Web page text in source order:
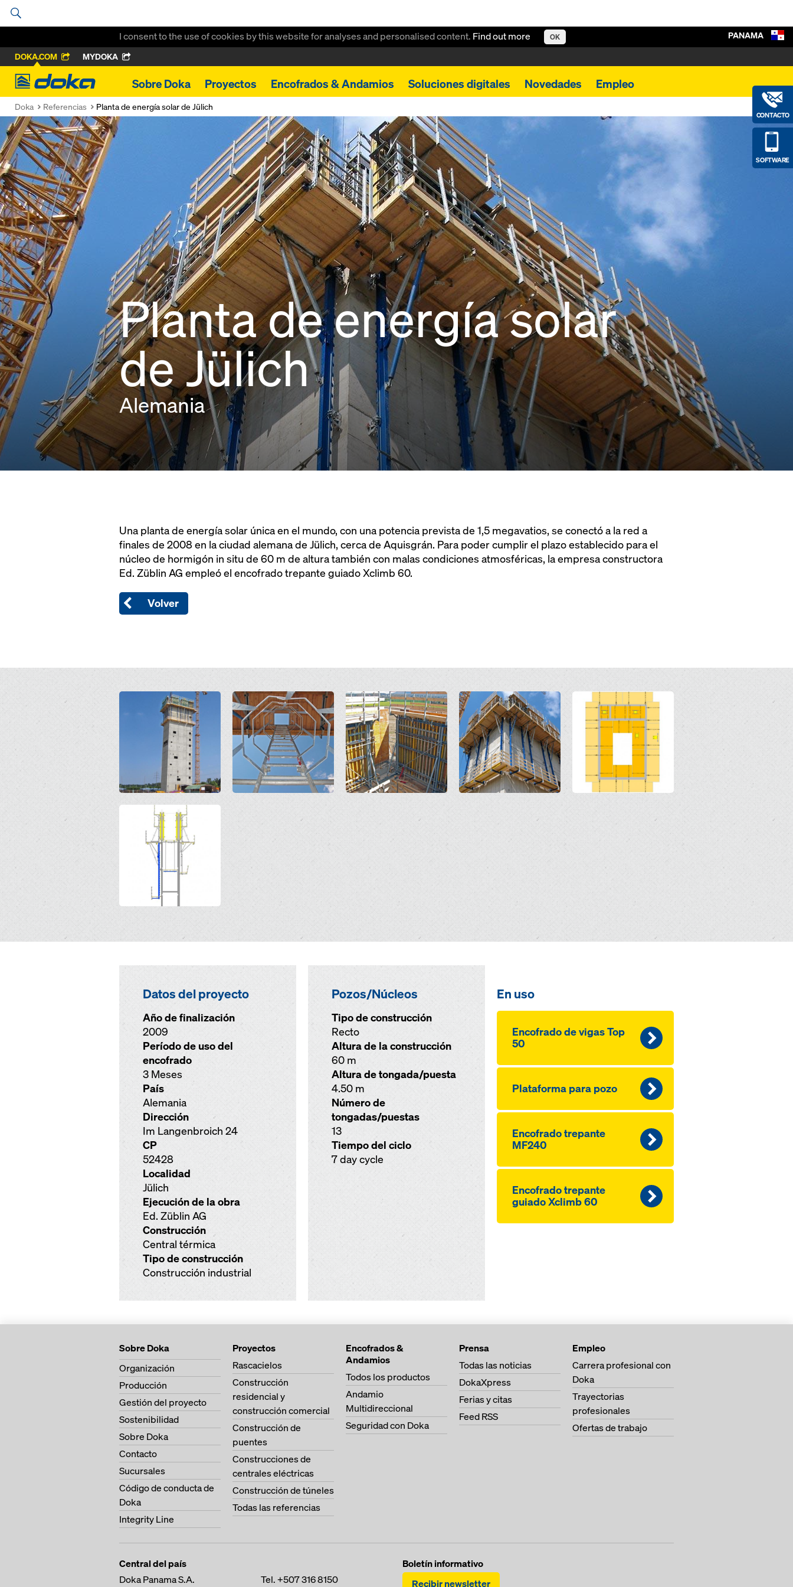
I consent to the use of cookies by this website for analyses and personalised content. Find out more OK
DOKA.COM MYDOKA
Doka
Sobre Doka Proyectos Encofrados & Andamios Soluciones digitales Novedades Empleo
CONTACTO
SOFTWARE
PANAMA
Doka Referencias Planta de energía solar de Jülich
Planta de energía solar
de Jülich
Alemania
Una planta de energía solar única en el mundo, con una potencia prevista de 1,5 megavatios, se conectó a la red a
finales de 2008 en la ciudad alemana de Jülich, cerca de Aquisgrán. Para poder cumplir el plazo establecido para el
núcleo de hormigón in situ de 60 m de altura también con malas condiciones atmosféricas, la empresa constructora
Ed. Züblin AG empleó el encofrado trepante guiado Xclimb 60.
Volver
Open Open Open Open
Datos del proyecto
Año de finalización
2009
Período de uso del
encofrado
3 Meses
País
Alemania
Dirección
Im Langenbroich 24
CP
52428
Localidad
Jülich
Ejecución de la obra
Ed. Züblin AG
Construcción
Central térmica
Tipo de construcción
Construcción industrial
Pozos/Núcleos
Tipo de construcción
Recto
Altura de la construcción
60 m
Altura de tongada/puesta
4.50 m
Número de
tongadas/puestas
13
Tiempo del ciclo
7 day cycle
En uso
Encofrado de vigas Top
50
Plataforma para pozo
Encofrado trepante
MF240
Encofrado trepante
guiado Xclimb 60
Sobre Doka
Organización
Producción
Gestión del proyecto
Sostenibilidad
Sobre Doka
Contacto
Sucursales
Código de conducta de
Doka
Integrity Line
Proyectos
Rascacielos
Construcción
residencial y
construcción comercial
Construcción de
puentes
Construcciones de
centrales eléctricas
Construcción de túneles
Todas las referencias
Encofrados &
Andamios
Todos los productos
Andamio
Multidireccional
Seguridad con Doka
Prensa
Todas las noticias
DokaXpress
Ferias y citas
Feed RSS
Empleo
Carrera profesional con
Doka
Trayectorias
profesionales
Ofertas de trabajo
Central del país
Doka Panama S.A.
Tel.+507 316 8150
Boletín informativo
Recibir newsletter